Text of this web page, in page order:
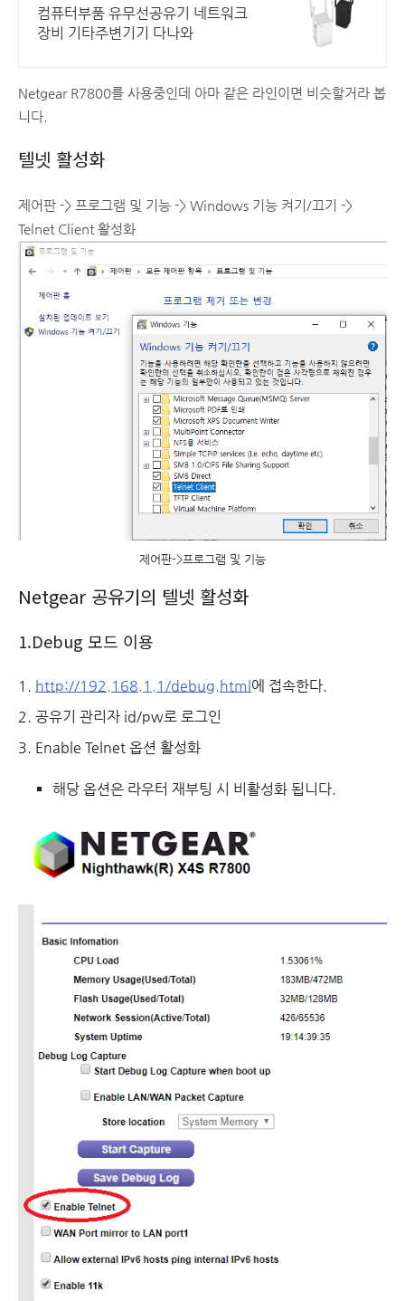
격! 빠른배송!
컴퓨터부품 유무선공유기 네트워크
장비 기타주변기기 다나와
Netgear R7800를 사용중인데 아마 같은 라인이면 비슷할거라 봅
니다.
텔넷 활성화
제어판 -> 프로그램 및 기능 -> Windows 기능 켜기/끄기 ->
Telnet Client 활성화
제어판->프로그램 및 기능
Netgear 공유기의 텔넷 활성화
1.Debug 모드 이용
http://192.168.1.1/debug.html에 접속한다.
공유기 관리자 id/pw로 로그인
Enable Telnet 옵션 활성화
해당 옵션은 라우터 재부팅 시 비활성화 됩니다.